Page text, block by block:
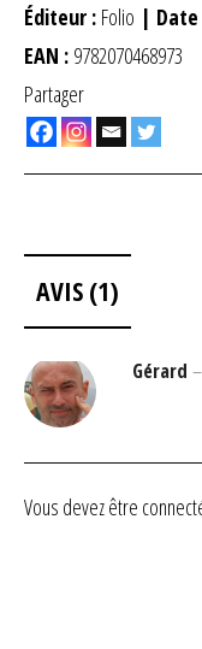
Éditeur : Folio | Date
EAN : 9782070468973
Partager
AVIS (1)
Gérard –
Vous devez être